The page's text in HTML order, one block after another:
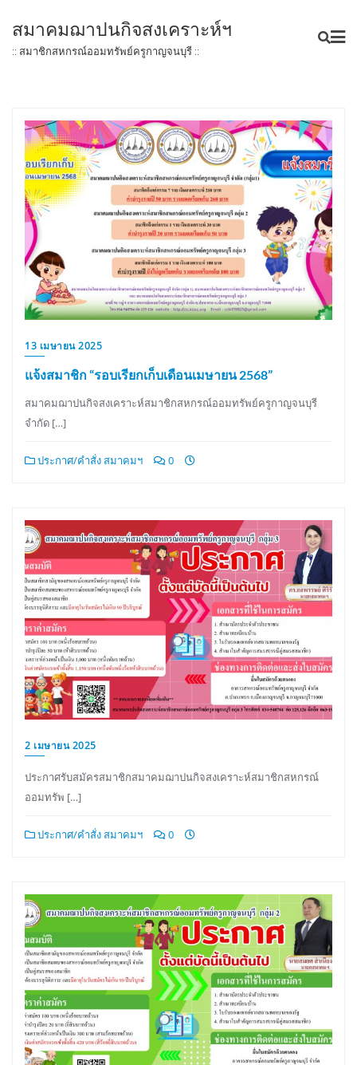
content
สมาคมฌาปนกิจสงเคราะห์ฯ
:: สมาชิกสหกรณ์ออมทรัพย์ครูกาญจนบุรี ::
13 เมษายน 2025
แจ้งสมาชิก “รอบเรียกเก็บเดือนเมษายน 2568”
สมาคมฌาปนกิจสงเคราะห์สมาชิกสหกรณ์ออมทรัพย์ครูกาญจนบุรี
จำกัด […]
ประกาศ/คำสั่ง สมาคมฯ 0
2 เมษายน 2025
ประกาศรับสมัครสมาชิกสมาคมฌาปนกิจสงเคราะห์สมาชิกสหกรณ์
ออมทรัพ […]
ประกาศ/คำสั่ง สมาคมฯ 0